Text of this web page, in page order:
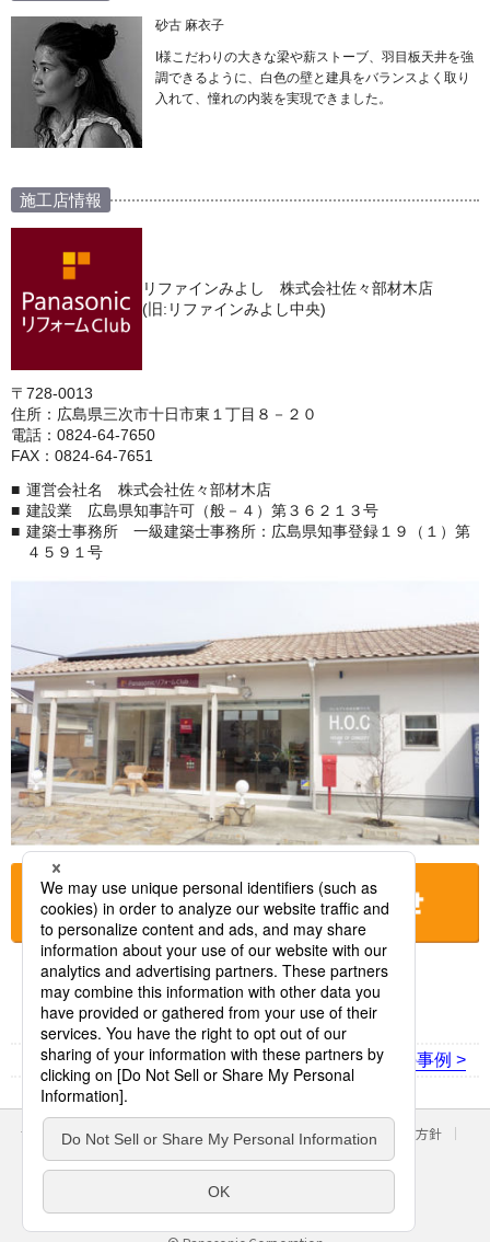
砂古 麻衣子
I様こだわりの大きな梁や薪ストーブ、羽目板天井を強
調できるように、白色の壁と建具をバランスよく取り
入れて、憧れの内装を実現できました。
施工店情報
リファインみよし 株式会社佐々部材木店
(旧:リファインみよし中央)
〒728-0013
住所：広島県三次市十日市東１丁目８－２０
電話：0824-64-7650
FAX：0824-64-7651
運営会社名 株式会社佐々部材木店
建設業 広島県知事許可（般－４）第３６２１３号
建築士事務所 一級建築士事務所：広島県知事登録１９（１）第
４５９１号
お店に電話をする
< 前の事例 次の事例 >
サイトのご利用にあたって クッキーポリシー
個人情報保護方針
パナソニック ホールディングス
Area/Country
パナソニック株式会社